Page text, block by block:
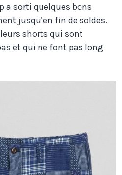
a sorti quelques bons
jusqu’en fin de soldes.
shorts qui sont
et qui ne font pas long